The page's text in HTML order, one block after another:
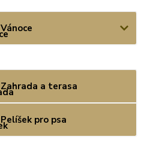
Vánoce
Zahrada a terasa
Pelíšek pro psa